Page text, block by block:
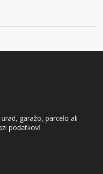
garažo, parcelo ali
podatkov!